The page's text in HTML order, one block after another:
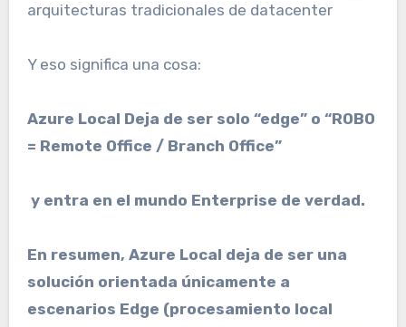
arquitecturas tradicionales de datacenter
Y eso significa una cosa:
Azure Local Deja de ser solo “edge” o “ROBO
= Remote Office / Branch Office”
y entra en el mundo Enterprise de verdad.
En resumen, Azure Local deja de ser una
solución orientada únicamente a
escenarios Edge (procesamiento local